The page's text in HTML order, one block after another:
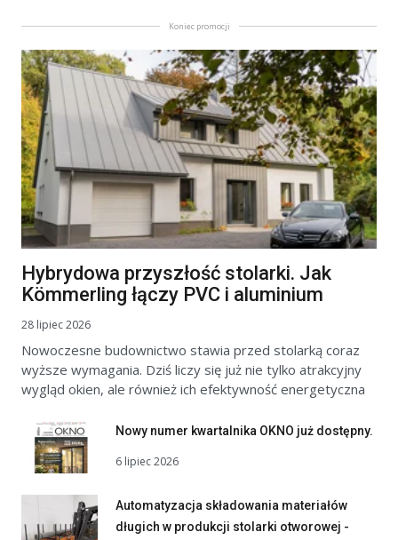
Koniec promocji
Hybrydowa przyszłość stolarki. Jak
Kömmerling łączy PVC i aluminium
28 lipiec 2026
Nowoczesne budownictwo stawia przed stolarką coraz
wyższe wymagania. Dziś liczy się już nie tylko atrakcyjny
wygląd okien, ale również ich efektywność energetyczna
Nowy numer kwartalnika OKNO już dostępny.
6 lipiec 2026
Automatyzacja składowania materiałów
długich w produkcji stolarki otworowej -